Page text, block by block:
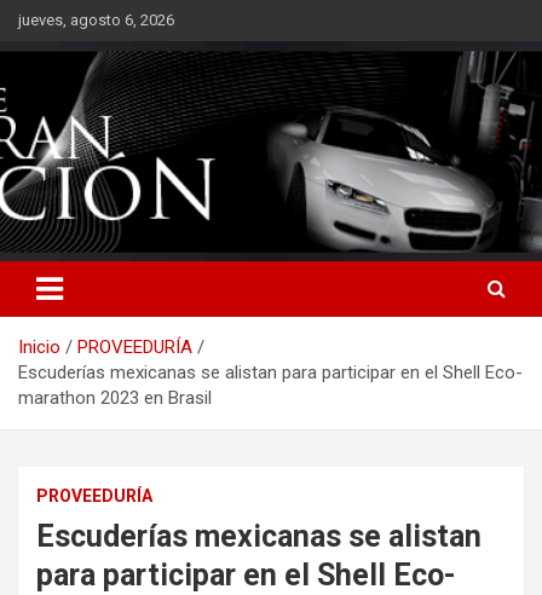
Saltarjueves, agosto 6, 2026
Inicio
PROVEEDURÍA
Escuderías mexicanas se alistan para participar en el Shell Eco-
marathon 2023 en Brasil
PROVEEDURÍA
Escuderías mexicanas se alistan
para participar en el Shell Eco-